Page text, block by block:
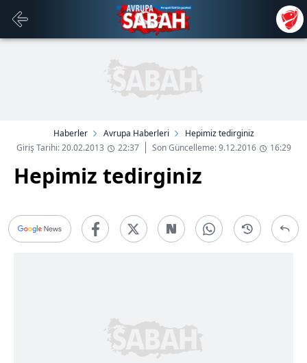
Haberler Avrupa Haberleri
Hepimiz tedirginiz
Giriş Tarihi: 20.02.2013
22:37 Son Güncelleme: 9.12.2016 16:29
Hepimiz tedirginiz